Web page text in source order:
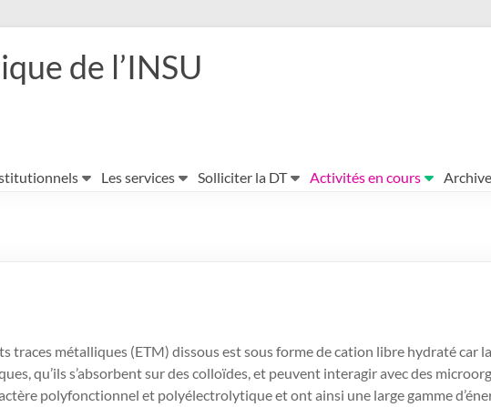
de l’INSU
Les services Solliciter la DT Activités en cours
traces métalliques (ETM) dissous est sous forme de cation libre hydraté car
qu’ils s’absorbent sur des colloïdes, et peuvent interagir avec des
polyfonctionnel et polyélectrolytique et ont ainsi une large gamme